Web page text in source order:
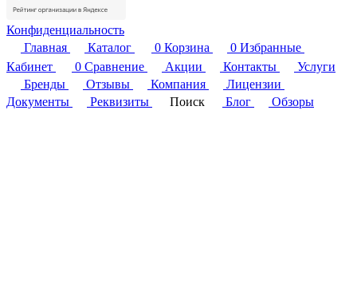
Конфиденциальность
Главная
Каталог 0 Корзина 0 Избранные
Кабинет
0 Сравнение Акции Контакты
Услуги
Бренды
Отзывы Компания
Лицензии
Документы
Реквизиты Поиск Блог Обзоры